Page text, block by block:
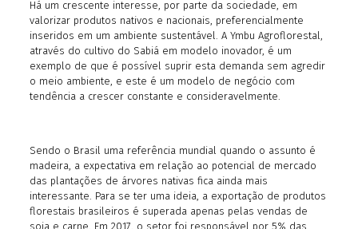
Há um crescente interesse, por parte da sociedade, em
valorizar produtos nativos e nacionais, preferencialmente
inseridos em um ambiente sustentável. A Ymbu Agroflorestal,
através do cultivo do Sabiá em modelo inovador, é um
exemplo de que é possível suprir esta demanda sem agredir
o meio ambiente, e este é um modelo de negócio com
tendência a crescer constante e consideravelmente.
Sendo o Brasil uma referência mundial quando o assunto é
madeira, a expectativa em relação ao potencial de mercado
das plantações de árvores nativas fica ainda mais
interessante. Para se ter uma ideia, a exportação de produtos
florestais brasileiros é superada apenas pelas vendas de
soja e carne. Em 2017, o setor foi responsável por 5% das